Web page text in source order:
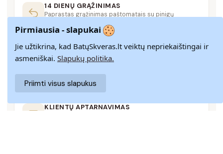
14 DIENŲ GRĄŽINIMAS
Paprastas grąžinimas paštomatais su pinigų
SAUGUS MOKĖJIMAS
SSL šifravimas užtikrina aukščiausią jūsų duomenų
saugumo lygį
KLIENTŲ APTARNAVIMAS
Pirmiausia - slapukai
Jie užtikrina, kad BatųSkveras.lt veiktų nepriekaištingai ir
asmeniškai. Slapukų politika.
Priimti visus slapukus